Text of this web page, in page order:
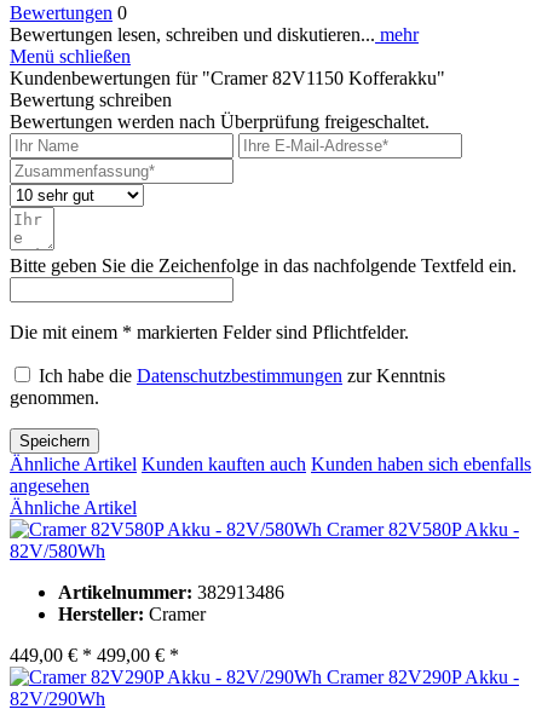
Bewertungen 0
Bewertungen lesen, schreiben und diskutieren... mehr
Menü schließen
Kundenbewertungen für "Cramer 82V1150 Kofferakku"
Bewertung schreiben
Bewertungen werden nach Überprüfung freigeschaltet.
Bitte geben Sie die Zeichenfolge in das nachfolgende Textfeld ein.
Die mit einem * markierten Felder sind Pflichtfelder.
Ich habe die Datenschutzbestimmungen zur Kenntnis
genommen.
Speichern
Ähnliche Artikel Kunden kauften auch Kunden haben sich ebenfalls
angesehen
Ähnliche Artikel
Cramer 82V580P Akku -
82V/580Wh
Artikelnummer: 382913486
Hersteller: Cramer
449,00 € * 499,00 € *
Cramer 82V290P Akku -
82V/290Wh